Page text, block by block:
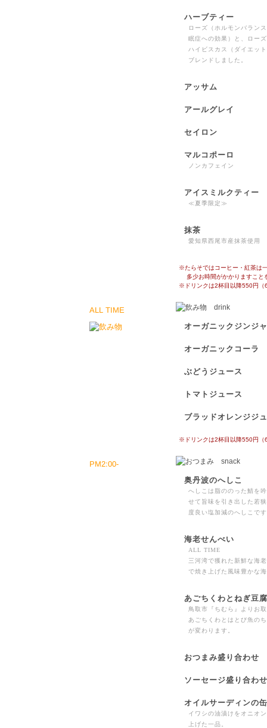
ハーブティー
ローズ（ホルモンバラン
眠症への効果）と、ロー
ハイビスカス（ダイエッ
ブレンドしました。
アッサム
アールグレイ
セイロン
マルコポーロ
ノンカフェイン
アイスミルクティー
≪夏季限定≫
抹茶
愛知県西尾市産抹茶使用
※たらそではコーヒー・紅茶は
多少お時間がかかりますこと
※ドリンクは2杯目以降550円（
ALL TIME
オーガニックジンジ
オーガニックコーラ
ぶどうジュース
トマトジュース
ブラッドオレンジジ
※ドリンクは2杯目以降550円（
PM2:00-
奥丹波のへしこ
へしこは脂ののった鯖を
せて旨味を引き出した若
度良い塩加減のへしこで
海老せんべい
ALL TIME
三河湾で獲れた新鮮な海
で焼き上げた風味豊かな
あごちくわとねぎ豆
鳥取市『ちむら』よりお
あごちくわとはとび魚の
が変わります。
おつまみ盛り合わせ
ソーセージ盛り合わせ
オイルサーディンの
イワシの油漬けをオニオ
上げた一品。